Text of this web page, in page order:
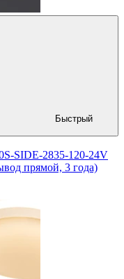
Быстрый
SIDE-2835-120-24V
прямой, 3 года)